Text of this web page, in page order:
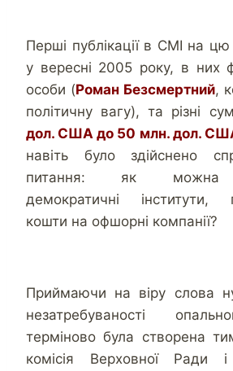
Перші публікації в СМІ на цю
у вересні 2005 року, в них
особи (Роман Безсмертний,
політичну вагу), та різні
дол. США до 50 млн. дол.
навіть було здійснено
питання: як можна
демократичні інститути,
кошти на офшорні компанії?
Приймаючи на віру слова
незатребуваності
терміново була створена
комісія Верховної Ради